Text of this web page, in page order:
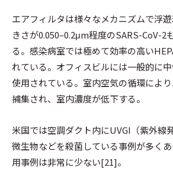
エアフィルタは様々なメカニズムで浮
きさが0.050–0.2μm程度のSARS-CoV-2
る。感染病室では極めて効率の高い
れている。オフィスビルには一般的に
使用されている。室内空気の循環によ
捕集され、室内濃度が低下する。
米国では空調ダクト内にUVGI（紫外線
微生物などを殺菌している事例が多く
用事例は非常に少ない[21]。